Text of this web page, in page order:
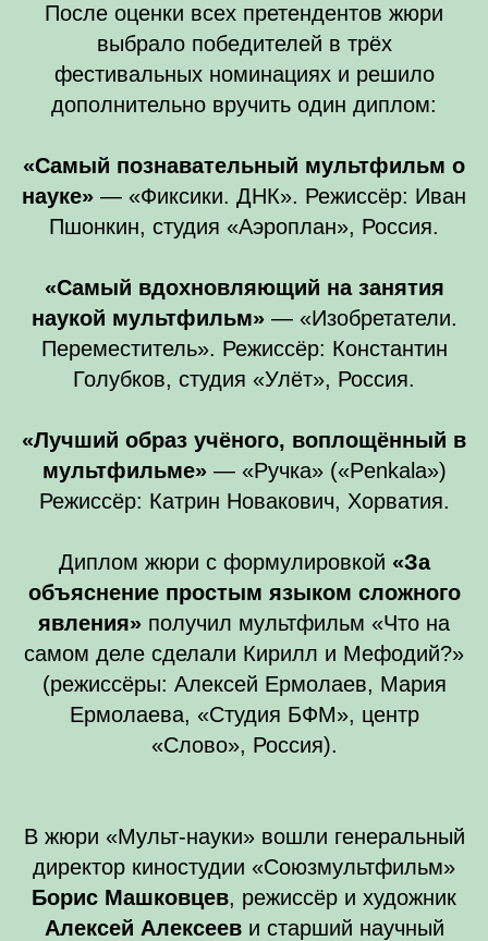
После оценки всех претендентов жюри
выбрало победителей в трёх
фестивальных номинациях и решило
дополнительно вручить один диплом:
«Самый познавательный мультфильм о
науке» — «Фиксики. ДНК». Режиссёр: Иван
Пшонкин, студия «Аэроплан», Россия.
«Самый вдохновляющий на занятия
наукой мультфильм»— «Изобретатели.
Переместитель». Режиссёр: Константин
Голубков, студия «Улёт», Россия.
«Лучший образ учёного, воплощённый в
мультфильме»— «Ручка» («Penkala»)
Режиссёр: Катрин Новакович, Хорватия.
Диплом жюри с формулировкой «За
объяснение простым языком сложного
явления» получил мультфильм «Что на
самом деле сделали Кирилл и Мефодий?»
(режиссёры: Алексей Ермолаев, Мария
Ермолаева, «Студия БФМ», центр
«Слово», Россия).
В жюри «Мульт-науки» вошли генеральный
директор киностудии «Союзмультфильм»
Борис Машковцев, режиссёр и художник
Алексей Алексееви старший научный